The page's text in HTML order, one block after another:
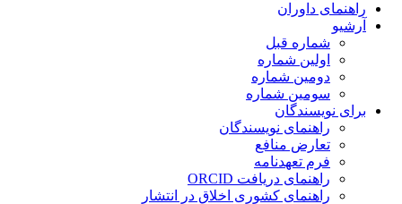
راهنمای داوران
آرشیو
شماره قبل
اولین شماره
دومین شماره
سومین شماره
برای نویسندگان
راهنمای نویسندگان
تعارض منافع
فرم تعهدنامه
راهنمای دریافت ORCID
راهنمای کشوری اخلاق در انتشار